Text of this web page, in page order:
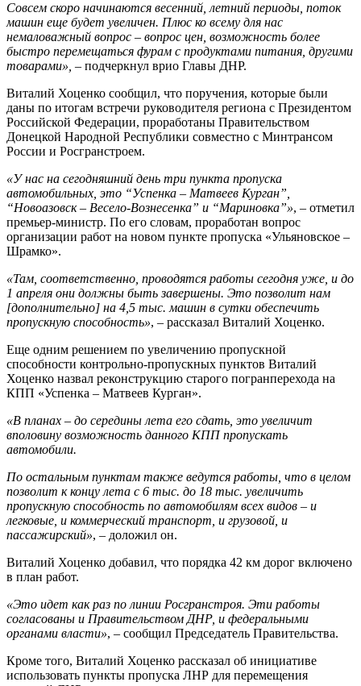
Совсем скоро начинаются весенний, летний периоды, поток
машин еще будет увеличен. Плюс ко всему для нас
немаловажный вопрос – вопрос цен, возможность более
быстро перемещаться фурам с продуктами питания, другими
товарами», – подчеркнул врио Главы ДНР.
Виталий Хоценко сообщил, что поручения, которые были
даны по итогам встречи руководителя региона с Президентом
Российской Федерации, проработаны Правительством
Донецкой Народной Республики совместно с Минтрансом
России и Росгранстроем.
«У нас на сегодняшний день три пункта пропуска
автомобильных, это “Успенка – Матвеев Курган”,
“Новоазовск – Весело-Вознесенка” и “Мариновка”», – отметил
премьер-министр. По его словам, проработан вопрос
организации работ на новом пункте пропуска «Ульяновское –
Шрамко».
«Там, соответственно, проводятся работы сегодня уже, и до
1 апреля они должны быть завершены. Это позволит нам
[дополнительно] на 4,5 тыс. машин в сутки обеспечить
пропускную способность», – рассказал Виталий Хоценко.
Еще одним решением по увеличению пропускной
способности контрольно-пропускных пунктов Виталий
Хоценко назвал реконструкцию старого погранперехода на
КПП «Успенка – Матвеев Курган».
«В планах – до середины лета его сдать, это увеличит
вполовину возможность данного КПП пропускать
автомобили.
По остальным пунктам также ведутся работы, что в целом
позволит к концу лета с 6 тыс. до 18 тыс. увеличить
пропускную способность по автомобилям всех видов – и
легковые, и коммерческий транспорт, и грузовой, и
пассажирский», – доложил он.
Виталий Хоценко добавил, что порядка 42 км дорог включено
в план работ.
«Это идет как раз по линии Росгранстроя. Эти работы
согласованы и Правительством ДНР, и федеральными
органами власти», – сообщил Председатель Правительства.
Кроме того, Виталий Хоценко рассказал об инициативе
использовать пункты пропуска ЛНР для перемещения